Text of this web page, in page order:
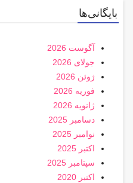
بایگانی‌ها
آگوست 2026
جولای 2026
ژوئن 2026
فوریه 2026
ژانویه 2026
دسامبر 2025
نوامبر 2025
اکتبر 2025
سپتامبر 2025
اکتبر 2020